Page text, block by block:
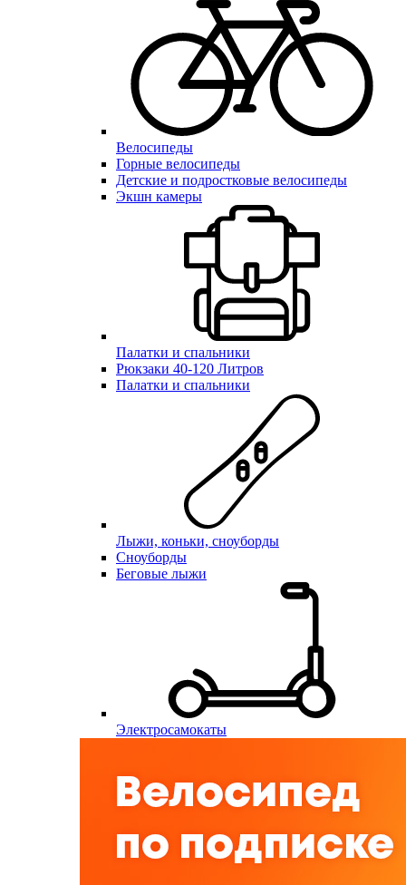
Велосипеды
Горные велосипеды
Детские и подростковые велосипеды
Экшн камеры
Палатки и спальники
Рюкзаки 40-120 Литров
Палатки и спальники
Лыжи, коньки, сноуборды
Сноуборды
Беговые лыжи
Электросамокаты